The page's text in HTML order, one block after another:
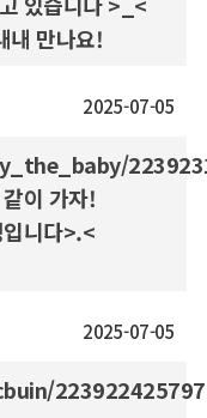
내 만나요!
2025-07-05
이 가자!
니다>.<
2025-07-05
223922425797